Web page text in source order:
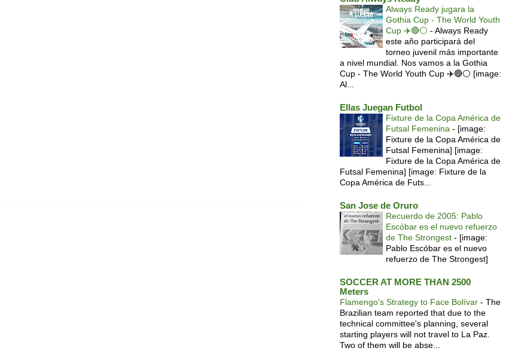
Always Ready jugara la
Gothia Cup - The World Youth
Cup ✈️🔴⚪️ - Always Ready
este año participará del
torneo juvenil más importante
a nivel mundial. Nos vamos a la Gothia
Cup - The World Youth Cup ✈️🔴⚪️ [image:
Al...
Ellas Juegan Futbol
Fixture de la Copa América de
Futsal Femenina - [image:
Fixture de la Copa América de
Futsal Femenina] [image:
Fixture de la Copa América de
Futsal Femenina] [image: Fixture de la
Copa América de Futs...
San Jose de Oruro
Recuerdo de 2005: Pablo
Escóbar es el nuevo refuerzo
de The Strongest - [image:
Pablo Escóbar es el nuevo
refuerzo de The Strongest]
SOCCER AT MORE THAN 2500
Meters
Flamengo's Strategy to Face Bolívar - The
Brazilian team reported that due to the
technical committee's planning, several
starting players will not travel to La Paz.
Two of them will be abse...